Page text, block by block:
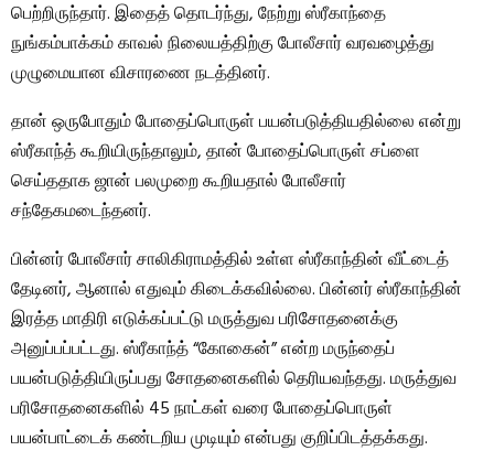
பெற்றிருந்தார். இதைத் தொடர்ந்து, நேற்று ஸ்ரீகாந்தை
நுங்கம்பாக்கம் காவல் நிலையத்திற்கு போலீசார் வரவழைத்து
முழுமையான விசாரணை நடத்தினர்.
தான் ஒருபோதும் போதைப்பொருள் பயன்படுத்தியதில்லை என்று
ஸ்ரீகாந்த் கூறியிருந்தாலும், தான் போதைப்பொருள் சப்ளை
செய்ததாக ஜான் பலமுறை கூறியதால் போலீசார்
சந்தேகமடைந்தனர்.
பின்னர் போலீசார் சாலிகிராமத்தில் உள்ள ஸ்ரீகாந்தின் வீட்டைத்
தேடினர், ஆனால் எதுவும் கிடைக்கவில்லை. பின்னர் ஸ்ரீகாந்தின்
இரத்த மாதிரி எடுக்கப்பட்டு மருத்துவ பரிசோதனைக்கு
அனுப்பப்பட்டது. ஸ்ரீகாந்த் “கோகைன்” என்ற மருந்தைப்
பயன்படுத்தியிருப்பது சோதனைகளில் தெரியவந்தது. மருத்துவ
பரிசோதனைகளில் 45 நாட்கள் வரை போதைப்பொருள்
பயன்பாட்டைக் கண்டறிய முடியும் என்பது குறிப்பிடத்தக்கது.